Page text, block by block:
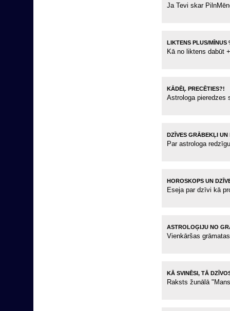
Ja Tevi skar
LIKTENS PLUS/MĪNUS
Kā no liktens dabūt
KĀDĒĻ PRECĒTIES?!
Astrologa pieredzes
DZĪVES GRĀBEKĻI UN
Par astrologa
HOROSKOPS UN
Eseja par dzīvi kā
ASTROLOĢIJU NO
Vienkāršas
KĀ SVINĒSI, TĀ
Raksts žunālā